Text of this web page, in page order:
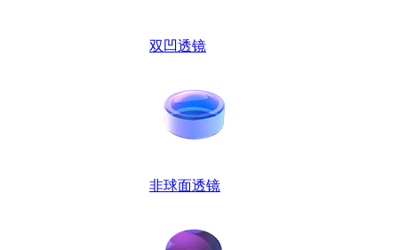
双凹透镜
非球面透镜